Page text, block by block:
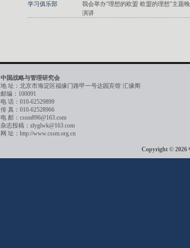
学习俱乐部
我会举办“理想的欧盟·欧盟的理想”主题
演讲
中国战略与管理研究会
地 址：北京市海淀区福缘门路甲一号达园宾馆·汇缘阁
邮编：100091
电 话：010-62529899
传 真：010-62528966
电 邮：cssm896@163.com
杂志投稿：zlyglwk@163.com
网 址：http://www.cssm.org.cn
Copyright © 2026